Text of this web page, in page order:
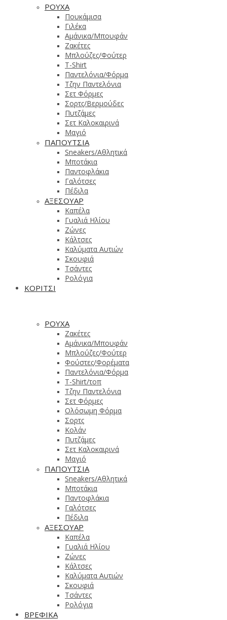
ΡΟΥΧΑ
Πουκάμισα
Γιλέκα
Αμάνικα/Μπουφάν
Ζακέτες
Μπλούζες/Φούτερ
T-Shirt
Παντελόνια/Φόρμα
Τζην Παντελόνια
Σετ Φόρμες
Σορτς/Βερμούδες
Πυτζάμες
Σετ Καλοκαιρινά
Μαγιό
ΠΑΠΟΥΤΣΙΑ
Sneakers/Aθλητικά
Μποτάκια
Παντοφλάκια
Γαλότσες
Πέδιλα
ΑΞΕΣΟΥΑΡ
Καπέλα
Γυαλιά Ηλίου
Ζώνες
Κάλτσες
Καλύματα Αυτιών
Σκουφιά
Τσάντες
Ρολόγια
ΚΟΡΙΤΣΙ
ΡΟΥΧΑ
Ζακέτες
Αμάνικα/Μπουφάν
Μπλούζες/Φούτερ
Φούστες/Φορέματα
Παντελόνια/Φόρμα
T-Shirt/τοπ
Τζην Παντελόνια
Σετ Φόρμες
Ολόσωμη Φόρμα
Σορτς
Κολάν
Πυτζάμες
Σετ Καλοκαιρινά
Μαγιό
ΠΑΠΟΥΤΣΙΑ
Sneakers/Αθλητικά
Μποτάκια
Παντοφλάκια
Γαλότσες
Πέδιλα
ΑΞΕΣΟΥΑΡ
Καπέλα
Γυαλιά Ηλίου
Ζώνες
Κάλτσες
Καλύματα Αυτιών
Σκουφιά
Τσάντες
Ρολόγια
ΒΡΕΦΙΚΑ